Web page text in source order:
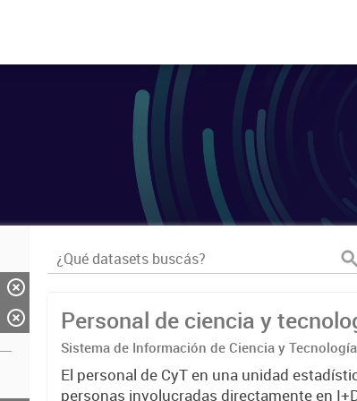
Personal de ciencia y
Sistema de Información de Ciencia y
El personal de CyT en una unidad
personas involucradas directamente en